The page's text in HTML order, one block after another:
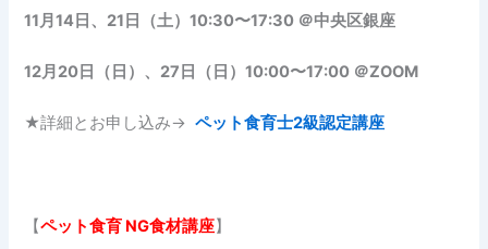
11月14日、21日（土）10:30〜17:30 ＠中央区銀座
12月20日（日）、27日（日）10:00〜17:00 ＠ZOOM
★詳細とお申し込み→ペット食育士2級認定講座
【ペット食育 NG食材講座】